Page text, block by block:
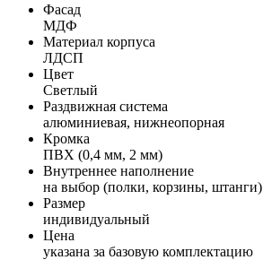
Фасад
МДФ
Материал корпуса
ЛДСП
Цвет
Светлый
Раздвижная система
алюминиевая, нижнеопорная
Кромка
ПВХ (0,4 мм, 2 мм)
Внутреннее наполнение
на выбор (полки, корзины, штанги)
Размер
индивидуальный
Цена
указана за базовую комплектацию